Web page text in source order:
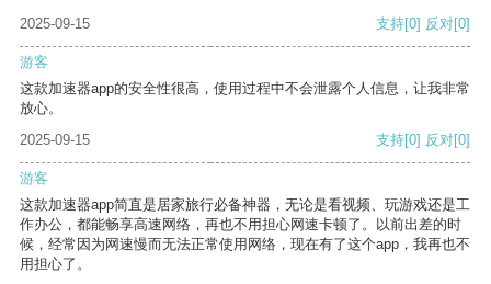
2025-09-15 支持[0] 反对[0]
游客
这款加速器app的安全性很高，使用过程中不会泄露个人信息，让我非常
放心。
2025-09-15
支持[0] 反对[0]
游客
这款加速器app简直是居家旅行必备神器，无论是看视频、玩游戏还是工
作办公，都能畅享高速网络，再也不用担心网速卡顿了。以前出差的时
候，经常因为网速慢而无法正常使用网络，现在有了这个app，我再也不
用担心了。